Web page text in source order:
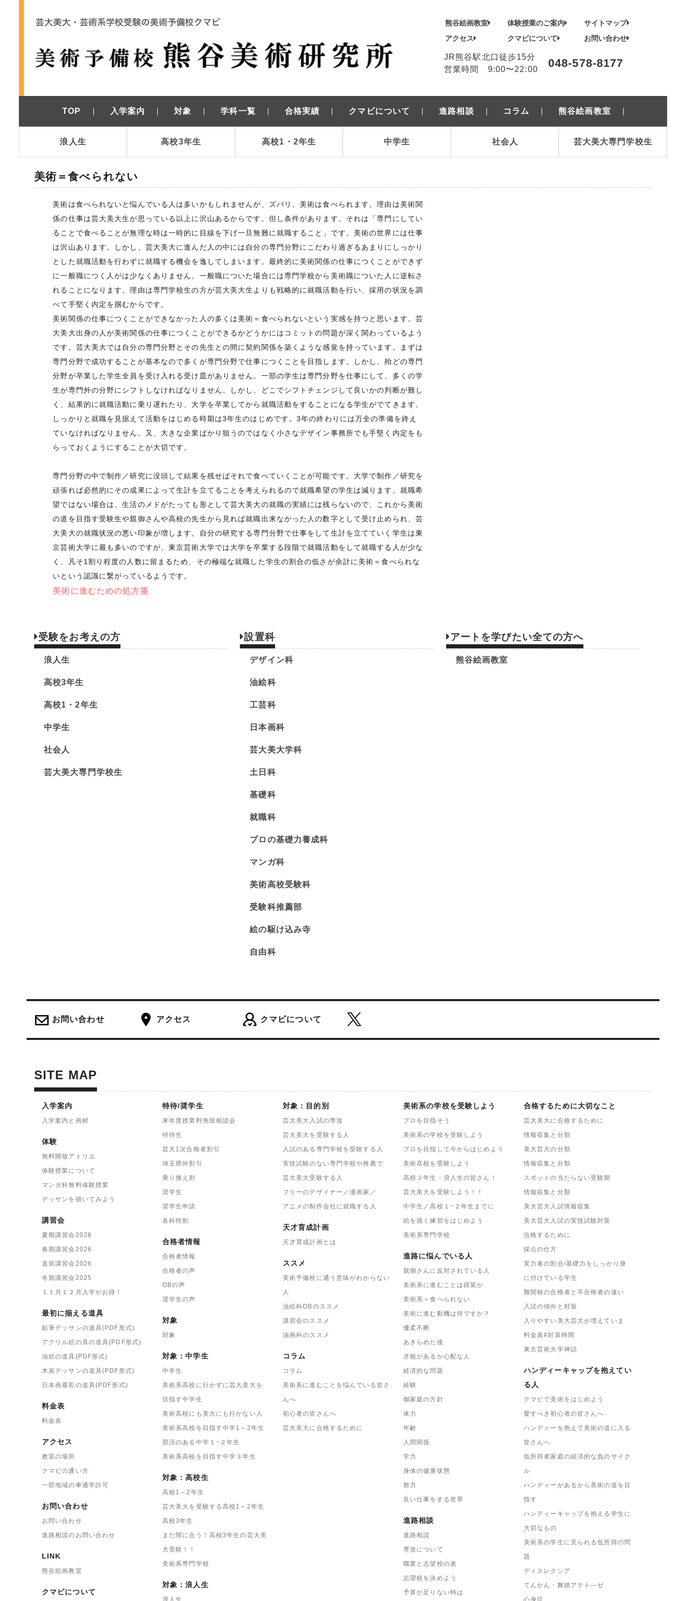
熊谷絵画教室 体験授業のご案内
サイトマップ
アクセス
クマビについて お問い合わせ
JR熊谷駅北口徒歩15分
営業時間 9:00〜22:00
048-578-8177
TOP 入学案内 対象 学科一覧 合格実績 クマビについて 進路相談 コラム 熊谷絵画教室
浪人生 高校3年生 高校1・2年生 中学生 社会人 芸大美大専門学校生
美術＝食べられない
美術は食べられないと悩んでいる人は多いかもしれませんが、ズバリ、美術は食べられます。理由は美術関
係の仕事は芸大美大生が思っている以上に沢山あるからです。但し条件があります。それは「専門にしてい
ることで食べることが無理な時は一時的に目線を下げ一旦無難に就職すること」です。美術の世界には仕事
は沢山あります。しかし、芸大美大に進んだ人の中には自分の専門分野にこだわり過ぎるあまりにしっかり
とした就職活動を行わずに就職する機会を逸してしまいます。最終的に美術関係の仕事につくことができず
に一般職につく人がは少なくありません。一般職についた場合には専門学校から美術職についた人に逆転さ
れることになります。理由は専門学校生の方が芸大美大生よりも戦略的に就職活動を行い、採用の状況を調
べて手堅く内定を掴むからです。
美術関係の仕事につくことができなかった人の多くは美術＝食べられないという実感を持つと思います。芸
大美大出身の人が美術関係の仕事につくことができるかどうかにはコミットの問題が深く関わっているよう
です。芸大美大では自分の専門分野とその先生との間に契約関係を築くような感覚を持っています。まずは
専門分野で成功することが基本なので多くが専門分野で仕事につくことを目指します。しかし、殆どの専門
分野が卒業した学生全員を受け入れる受け皿がありません。一部の学生は専門分野を仕事にして、多くの学
生が専門外の分野にシフトしなければなりません。しかし、どこでシフトチェンジして良いかの判断が難し
く、結果的に就職活動に乗り遅れたり、大学を卒業してから就職活動をすることになる学生がでてきます。
しっかりと就職を見据えて活動をはじめる時期は3年生のはじめです。3年の終わりには万全の準備を終え
ていなければなりません。又、大きな企業ばかり狙うのではなく小さなデザイン事務所でも手堅く内定をも
らっておくようにすることが大切です。
専門分野の中で制作／研究に没頭して結果を残せばそれで食べていくことが可能です。大学で制作／研究を
頑張れば必然的にその成果によって生計を立てることを考えられるので就職希望の学生は減ります。就職希
望ではない場合は、生活のメドがたっても形として芸大美大の就職の実績には残らないので、これから美術
の道を目指す受験生や親御さんや高校の先生から見れば就職出来なかった人の数字として受け止められ、芸
大美大の就職状況の悪い印象が増します。自分の研究する専門分野で仕事をして生計を立てていく学生は東
京芸術大学に最も多いのですが、東京芸術大学では大学を卒業する段階で就職活動をして就職する人が少な
く、凡そ1割り程度の人数に留まるため、その極端な就職した学生の割合の低さが余計に美術＝食べられな
いという認識に繋がっているようです。
美術に進むための処方箋
受験をお考えの方
浪人生
高校3年生
高校1・2年生
中学生
社会人
芸大美大専門学校生
設置科
デザイン科
油絵科
工芸科
日本画科
芸大美大学科
土日科
基礎科
就職科
プロの基礎力養成科
マンガ科
美術高校受験科
受験科推薦部
絵の駆け込み寺
自由科
アートを学びたい全ての方へ
熊谷絵画教室
お問い合わせ アクセス クマビについて
SITE MAP
入学案内
入学案内と画材
体験
無料開放アトリエ
体験授業について
マンガ科無料体験授業
デッサンを描いてみよう
講習会
夏期講習会2026
春期講習会2026
直前講習会2026
冬期講習会2025
１１月１２月入学がお得！
最初に揃える道具
鉛筆デッサンの道具(PDF形式)
アクリル絵の具の道具(PDF形式)
油絵の道具(PDF形式)
木炭デッサンの道具(PDF形式)
日本画着彩の道具(PDF形式)
料金表
料金表
アクセス
教室の場所
クマビの通い方
一部地域の車通学許可
お問い合わせ
お問い合わせ
進路相談のお問い合わせ
LINK
熊谷絵画教室
クマビについて
特待/奨学生
来年度授業料免除相談会
特待生
芸大1次合格者割引
埼玉県外割引
乗り換え割
奨学生
奨学生申請
各科特割
合格者情報
合格者情報
合格者の声
OBの声
奨学生の声
対象
対象
対象：中学生
中学生
美術系高校に行かずに芸大美大を
目指す中学生
美術高校にも美大にも行かない人
美術系高校を目指す中学1～2年生
部活のある中学１~２年生
美術系高校を目指す中学３年生
対象：高校生
高校1～2年生
芸大美大を受験する高校1～2年生
高校3年生
まだ間に合う！高校3年生の芸大美
大受験！！
美術系専門学校
対象：浪人生
浪人生
対象：目的別
芸大美大入試の専攻
芸大美大を受験する人
入試のある専門学校を受験する人
実技試験のない専門学校や推薦で
芸大美大受験する人
フリーのデザイナー／漫画家／
アニメの制作会社に就職する人
天才育成計画
天才育成計画とは
ススメ
美術予備校に通う意味がわからない
人
油絵科OBのススメ
講習会のススメ
油画科のススメ
コラム
コラム
美術系に進むことを悩んでいる皆さ
んへ
初心者の皆さんへ
芸大美大に合格するために
美術系の学校を受験しよう
プロを目指そう
美術系の学校を受験しよう
プロを目指して今からはじめよう
美術高校を受験しよう
高校３年生・浪人生の皆さん！
芸大美大を受験しよう！！
中学生／高校１~２年生までに
絵を描く練習をはじめよう
美術系専門学校
進路に悩んでいる人
親御さんに反対されている人
美術系に進むことは得策か
美術系＝食べられない
美術に進む動機は何ですか？
優柔不断
あきらめた後
才能があるか心配な人
経済的な問題
経験
御家庭の方針
体力
年齢
人間関係
学力
身体の健康状態
努力
良い仕事をする世界
進路相談
進路相談
専攻について
職業と志望校の表
志望校を決めよう
予算が足りない時は
合格するために大切なこと
芸大美大に合格するために
情報収集と分類
美大芸大の分類
情報収集と分類
スポットの当たらない受験期
情報収集と分類
美大芸大入試情報収集
美大芸大入試の実技試験対策
合格するために
採点の仕方
実力者の割合/基礎力をしっかり身
に付けている学生
難関校の合格者と不合格者の違い
入試の傾向と対策
入りやすい美大芸大が増えていま
料金表#対策時間
東京芸術大学神話
ハンディーキャップを抱えてい
る人
クマビで美術をはじめよう
愛すべき初心者の皆さんへ
ハンディーを抱えて美術の道に入る
皆さんへ
低所得者家庭の経済的な負のサイク
ル
ハンディーがあるから美術の道を目
指す
ハンディーキャップを抱える学生に
大切なもの
美術系の学生に見られる低所得の問
題
ディスレクシア
てんかん・舞踏アテト―ゼ
心身症